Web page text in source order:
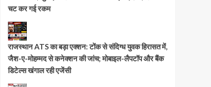
चट कर गई रकम
राजस्थान ATS का बड़ा एक्शन: टोंक से संदिग्ध युवक हिरासत में,
जैश-ए-मोहम्मद से कनेक्शन की जांच; मोबाइल-लैपटॉप और बैंक
डिटेल्स खंगाल रही एजेंसी